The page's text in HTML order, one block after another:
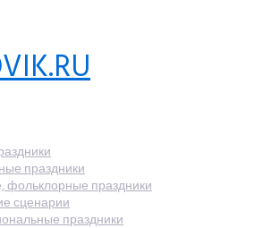
праздники
фольклорные праздники
сценарии
праздники